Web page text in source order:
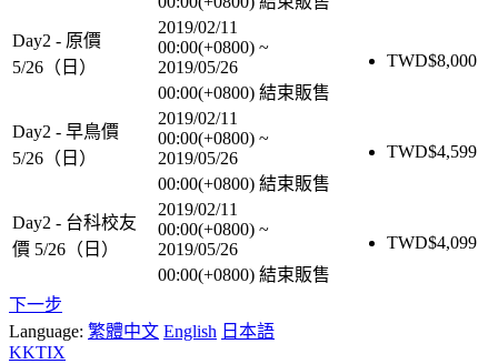
Day2 - 原價
5/26（日）
2019/02/11
00:00(+0800) ~
2019/05/26
00:00(+0800) 結束販售
TWD$8,000
Day2 - 早鳥價
5/26（日）
2019/02/11
00:00(+0800) ~
2019/05/26
00:00(+0800) 結束販售
TWD$4,599
Day2 - 台科校友
價 5/26（日）
2019/02/11
00:00(+0800) ~
2019/05/26
00:00(+0800) 結束販售
TWD$4,099
下一步
Language: 繁體中文 English 日本語
KKTIX